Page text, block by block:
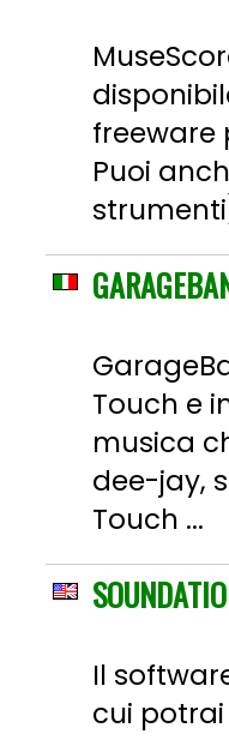
freeware
Puoi
Touch e
musica
dee-jay,
Touch ...
Il
cui